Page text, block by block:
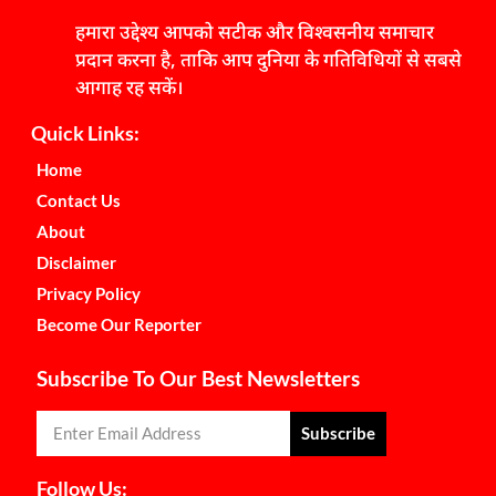
हमारा उद्देश्य आपको सटीक और विश्वसनीय समाचार
प्रदान करना है, ताकि आप दुनिया के गतिविधियों से सबसे
आगाह रह सकें।
Quick Links:
Home
Contact Us
About
Disclaimer
Privacy Policy
Become Our Reporter
Subscribe To Our Best Newsletters
Subscribe
Follow Us: